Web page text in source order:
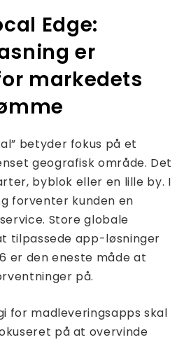
Edge:
er
markedets
betyder fokus på et
geografisk område. Det
byblok eller en lille by. I
forventer kunden en
Store globale
tilpassede app-løsninger
er den eneste måde at
på.
for madleveringsapps skal
på at overvinde